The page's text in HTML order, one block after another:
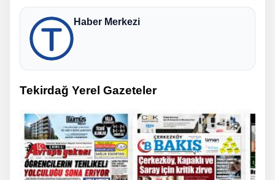
Haber Merkezi
Tekirdağ Yerel Gazeteler